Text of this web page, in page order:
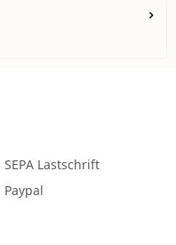
SEPA Lastschrift
Paypal